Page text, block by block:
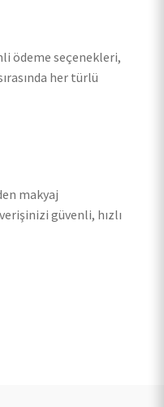
ödeme seçenekleri,
her türlü
makyaj
güvenli, hızlı